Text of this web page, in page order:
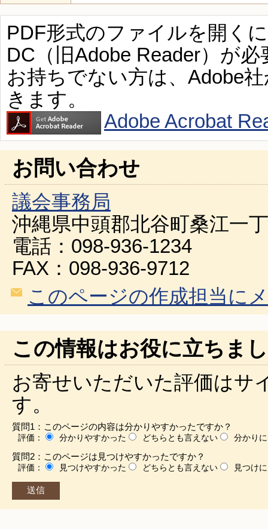
PDF形式のファイルを開く
DC（旧Adobe Reader）が必
お持ちでない方は、Adobe
きます。
Adobe Acrobat
お問い合わせ
議会事務局
沖縄県中頭郡北谷町桑江一
電話：098-936-1234
FAX：098-936-9712
このページの作成担当に
この情報はお役に立ちま
お寄せいただいた評価はサ
す。
質問1：このページの内容は分かりやすかったですか？
評価： 分かりやすかった どちらとも言えない 分かり
質問2：このページは見つけやすかったですか？
評価： 見つけやすかった どちらとも言えない 見つけ